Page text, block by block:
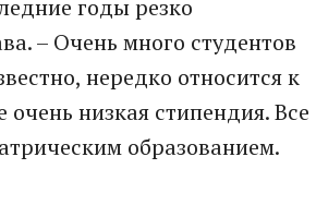
годы резко
– Очень много студентов
нередко относится к
низкая стипендия. Все
образованием.